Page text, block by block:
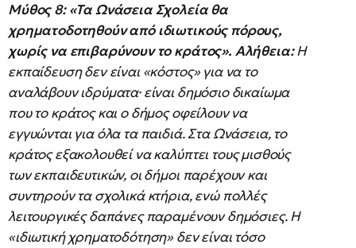
Μύθος 8: «Τα Ωνάσεια Σχολεία θα
χρηματοδοτηθούν από ιδιωτικούς πόρους,
χωρίς να επιβαρύνουν το κράτος». Αλήθεια:Η
εκπαίδευση δεν είναι «κόστος» για να το
αναλάβουν ιδρύματα· είναι δημόσιο δικαίωμα
που το κράτος και ο δήμος οφείλουν να
εγγυώνται για όλα τα παιδιά. Στα Ωνάσεια, το
κράτος εξακολουθεί να καλύπτει τους μισθούς
των εκπαιδευτικών, οι δήμοι παρέχουν και
συντηρούν τα σχολικά κτήρια, ενώ πολλές
λειτουργικές δαπάνες παραμένουν δημόσιες. Η
«ιδιωτική χρηματοδότηση» δεν είναι τόσο